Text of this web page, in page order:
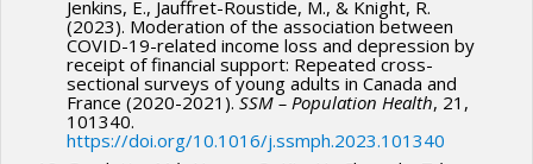
Jenkins, E., Jauffret-Roustide, M., & Knight, R.
(2023). Moderation of the association between
COVID-19-related income loss and depression by
receipt of financial support: Repeated cross-
sectional surveys of young adults in Canada and
France (2020-2021).SSM – Population Health, 21,
101340.
https://doi.org/10.1016/j.ssmph.2023.101340